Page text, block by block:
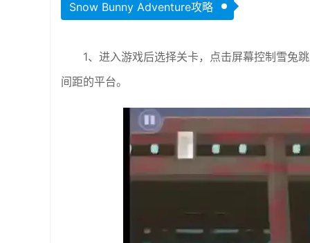
Snow Bunny Adventure攻略
1、进入游戏后选择关卡，点击屏幕控制雪兔
间距的平台。